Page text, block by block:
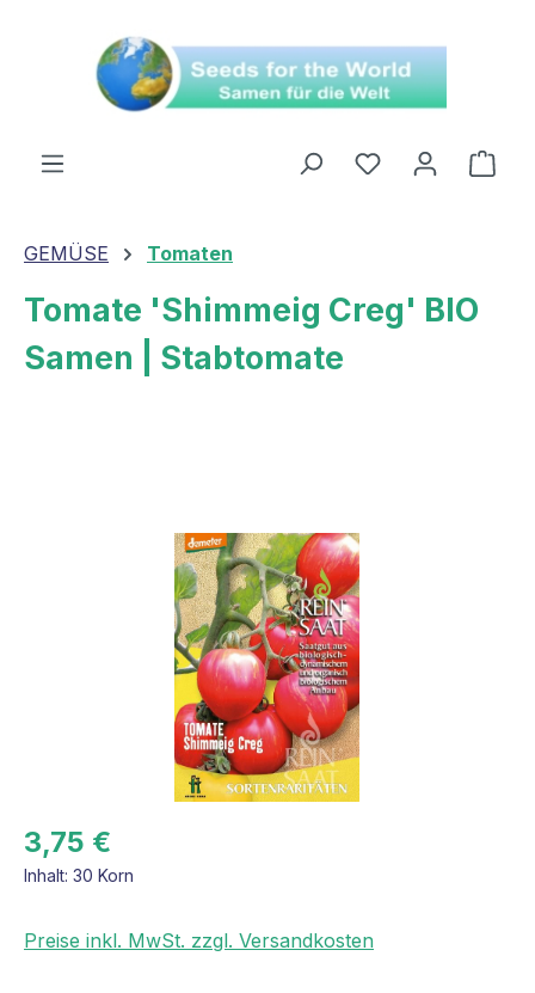
GEMÜSE Tomaten
Tomate 'Shimmeig Creg' BIO
Samen | Stabtomate
Bildergalerie überspringen
3,75 €
Inhalt: 30 Korn
Preise inkl. MwSt. zzgl. Versandkosten